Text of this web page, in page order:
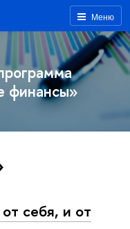
Меню
финансы»
себя, и от